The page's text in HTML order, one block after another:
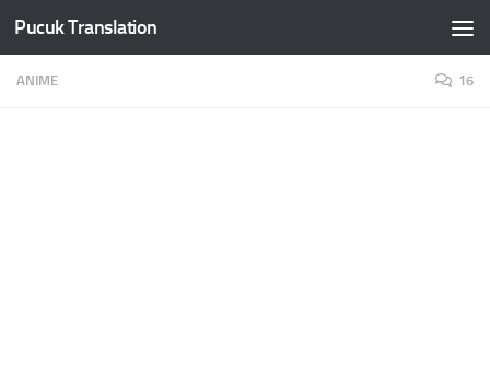
Skip to content
Pucuk Translation
ANIME 16